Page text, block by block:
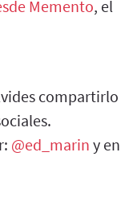
Memento, el
compartirlo
@ed_marin y en